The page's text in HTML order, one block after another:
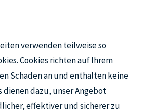
verwenden teilweise so
Cookies richten auf Ihrem
Schaden an und enthalten keine
dienen dazu, unser Angebot
effektiver und sicherer zu